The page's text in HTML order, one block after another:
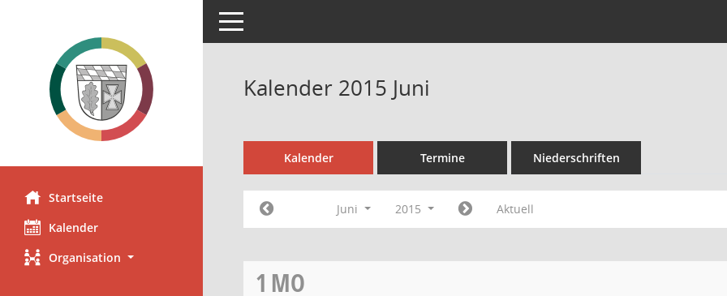
Startseite
Kalender
Organisation
Toggle navigation
Kalender 2015 Juni
Kalender Termine Niederschriften
Juni 2015 Aktuell
1 MO